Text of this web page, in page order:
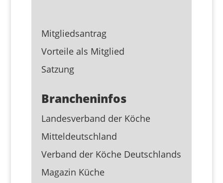
Mitgliedsantrag
Vorteile als Mitglied
Satzung
Brancheninfos
Landesverband der Köche
Mitteldeutschland
Verband der Köche Deutschlands
Magazin Küche